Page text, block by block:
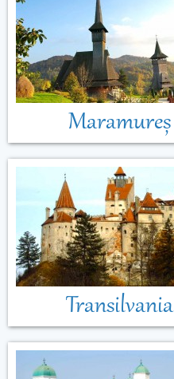
Maramureș
Transilvania